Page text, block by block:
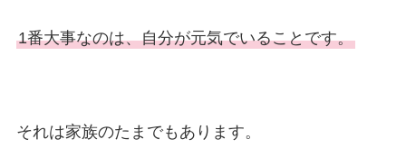
1番大事なのは、自分が元気でいることです。
それは家族のたまでもあります。